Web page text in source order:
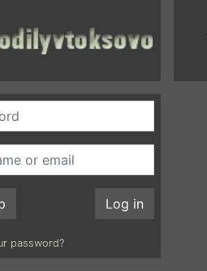
Log in
password?